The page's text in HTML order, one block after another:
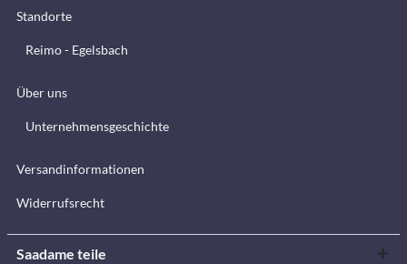
Standorte
Reimo - Egelsbach
Über uns
Unternehmensgeschichte
Versandinformationen
Widerrufsrecht
Saadame teile